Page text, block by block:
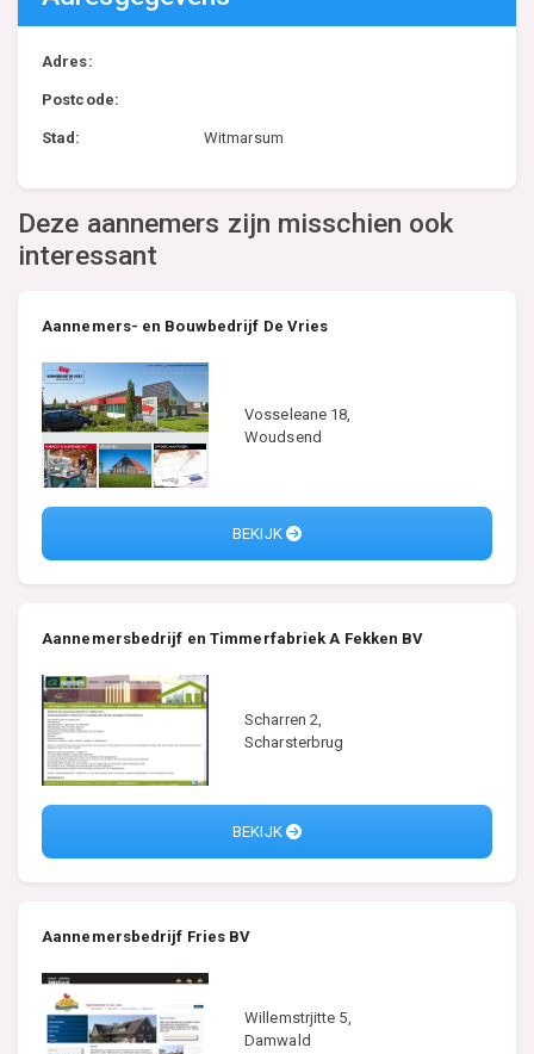
Adres:
Postcode:
Stad: Witmarsum
Deze aannemers zijn misschien ook
interessant
Aannemers- en Bouwbedrijf De Vries
Vosseleane 18,
Woudsend
BEKIJK
Aannemersbedrijf en Timmerfabriek A Fekken BV
Scharren 2,
Scharsterbrug
BEKIJK
Aannemersbedrijf Fries BV
Willemstrjitte 5,
Damwald